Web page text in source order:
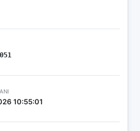
10:55:01